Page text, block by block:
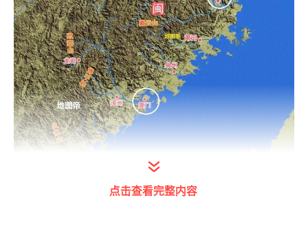
打开今日头条查看图片详情
点击查看完整内容